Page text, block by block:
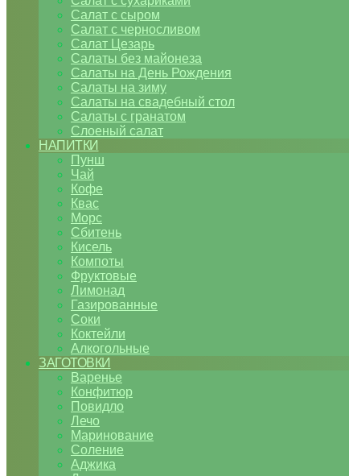
Салат с сыром
Салат с черносливом
Салат Цезарь
Салаты без майонеза
Салаты на День Рождения
Салаты на зиму
Салаты на свадебный стол
Салаты с гранатом
Слоеный салат
НАПИТКИ
Пунш
Чай
Кофе
Квас
Морс
Сбитень
Кисель
Компоты
Фруктовые
Лимонад
Газированные
Соки
Коктейли
Алкогольные
ЗАГОТОВКИ
Варенье
Конфитюр
Повидло
Лечо
Маринование
Соление
Аджика